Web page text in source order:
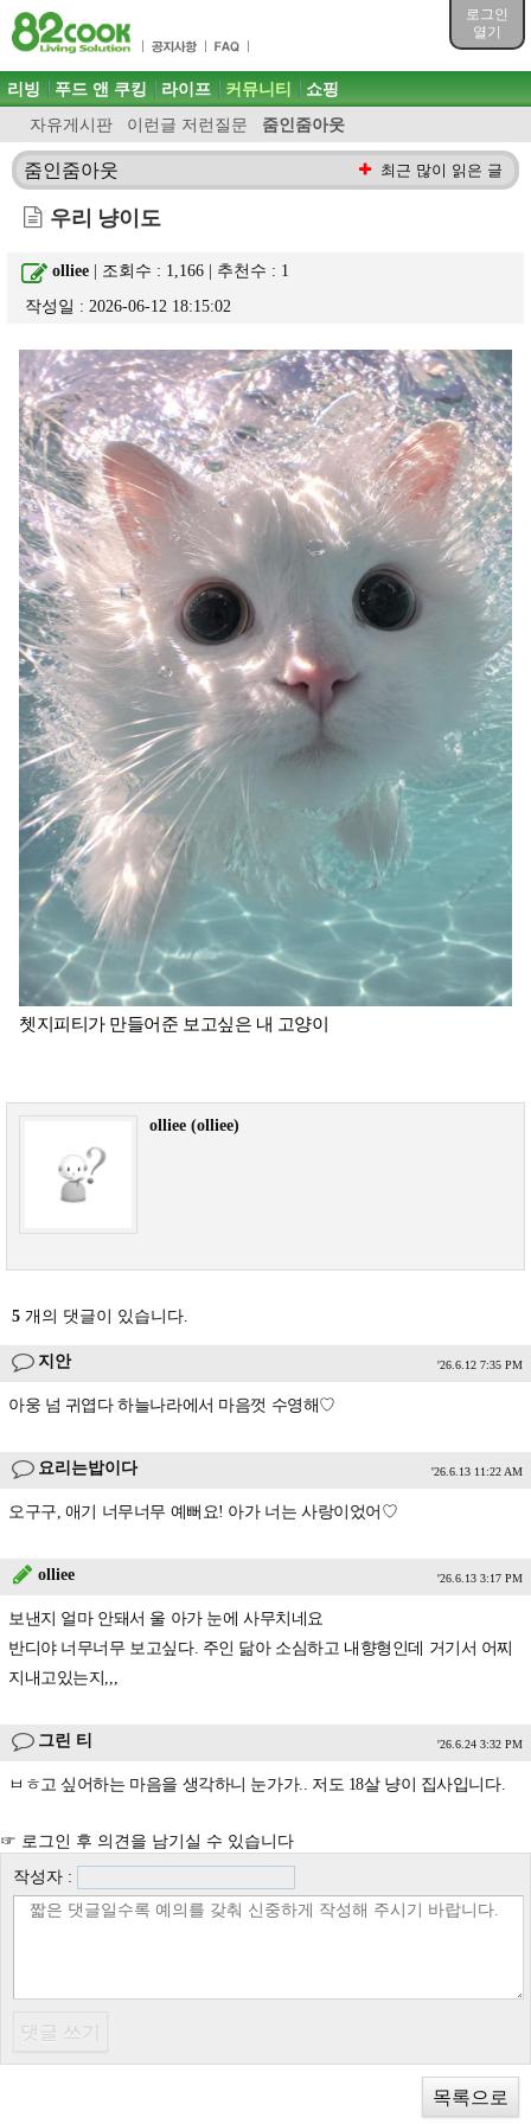
로그인
열기
목차
주메뉴 바로가기
컨텐츠 바로가기
검색 바로가기
로그인 바로가기
주메뉴
리빙 푸드 앤 쿠킹 라이프 커뮤니티
자유게시판 이런글 저런질문 줌인줌아웃
쇼핑
줌인줌아웃 최근 많이 읽은 글
우리 냥이도
olliee | 조회수 : 1,166 | 추천수 : 1
작성일 : 2026-06-12 18:15:02
쳇지피티가 만들어준 보고싶은 내 고양이
olliee (olliee)
5 개의 댓글이 있습니다.
지안 '26.6.12 7:35 PM
아웅 넘 귀엽다 하늘나라에서 마음껏 수영해♡
요리는밥이다 '26.6.13 11:22 AM
오구구, 애기 너무너무 예뻐요! 아가 너는 사랑이었어♡
olliee '26.6.13 3:17 PM
보낸지 얼마 안돼서 울 아가 눈에 사무치네요
반디야 너무너무 보고싶다. 주인 닮아 소심하고 내향형인데 거기서 어찌
지내고있는지,,,
그린 티 '26.6.24 3:32 PM
ㅂㅎ고 싶어하는 마음을 생각하니 눈가가.. 저도 18살 냥이 집사입니다.
☞ 로그인 후 의견을 남기실 수 있습니다
작성자 :
목록으로